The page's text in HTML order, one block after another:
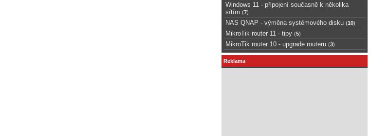
Windows 11 - připojení současně k několika
sítím (7)
NAS QNAP - výměna systémového disku (10)
MikroTik router 11 - tipy (5)
MikroTik router 10 - upgrade routeru (3)
Reklama